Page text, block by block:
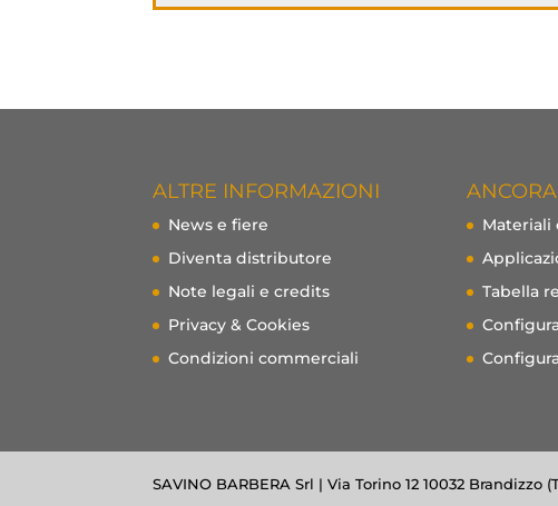
ALTRE INFORMAZIONI
News e fiere
Diventa distributore
Note legali e credits
Privacy & Cookies
Condizioni commerciali
Materiali
Tabella
SAVINO BARBERA Srl | Via Torino 12 10032 Brandizzo